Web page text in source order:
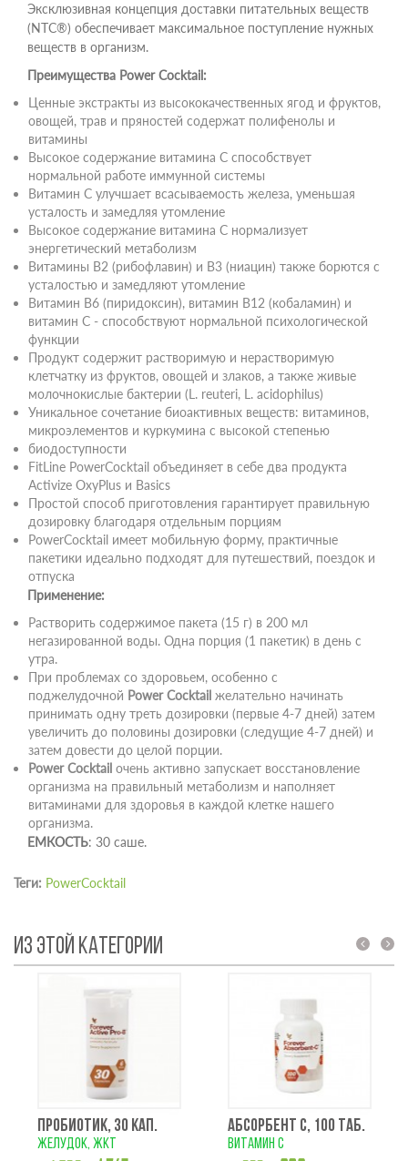
Эксклюзивная концепция доставки питательных веществ
(NTC®) обеспечивает максимальное поступление нужных
веществ в организм.
Преимущества Power Cocktail:
Ценные экстракты из высококачественных ягод и фруктов,
овощей, трав и пряностей содержат полифенолы и
витамины
Высокое содержание витамина C способствует
нормальной работе иммунной системы
Витамин C улучшает всасываемость железа, уменьшая
усталость и замедляя утомление
Высокое содержание витамина C нормализует
энергетический метаболизм
Витамины B2 (рибофлавин) и B3 (ниацин) также борются с
усталостью и замедляют утомление
Витамин B6 (пиридоксин), витамин B12 (кобаламин) и
витамин C - способствуют нормальной психологической
функции
Продукт содержит растворимую и нерастворимую
клетчатку из фруктов, овощей и злаков, а также живые
молочнокислые бактерии (L. reuteri, L. acidophilus)
Уникальное сочетание биоактивных веществ: витаминов,
микроэлементов и куркумина с высокой степенью
биодоступности
FitLine PowerCocktail объединяет в себе два продукта
Activize OxyPlus и Basics
Простой способ приготовления гарантирует правильную
дозировку благодаря отдельным порциям
PowerCocktail имеет мобильную форму, практичные
пакетики идеально подходят для путешествий, поездок и
отпуска
Применение:
Растворить содержимое пакета (15 г) в 200 мл
негазированной воды. Одна порция (1 пакетик) в день с
утра.
При проблемах со здоровьем, особенно с
поджелудочной Power Cocktail желательно начинать
принимать одну треть дозировки (первые 4-7 дней) затем
увеличить до половины дозировки (следущие 4-7 дней) и
затем довести до целой порции.
Power Cocktail очень активно запускает восстановление
организма на правильный метаболизм и наполняет
витаминами для здоровья в каждой клетке нашего
организма.
ЕМКОСТЬ: 30 саше.
Теги: PowerCocktail
ИЗ ЭТОЙ КАТЕГОРИИ
ПРОБИОТИК, 30 КАП.
желудок, жкт
АБСОРБЕНТ С, 100 ТАБ.
витамин с
prev next